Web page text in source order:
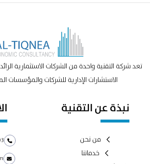
تعد شركة التقنية واحدة من الشركات الاستثمارية
الاستشارات الإدارية للشركات والمؤسسات
نبذة عن التقنية
من نحن
خدماتنا